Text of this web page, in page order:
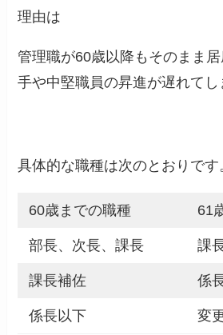
理由は
管理職が60歳以降もそのまま
手や中堅職員の昇進が遅れてし
具体的な職種は次のとおりです
60歳までの職種 61
部長、次長、課長 課
課長補佐 係
係長以下 変